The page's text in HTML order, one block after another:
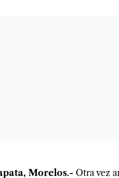
Morelos.- Otra vez